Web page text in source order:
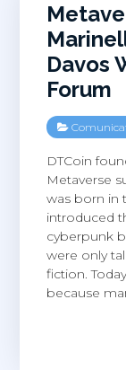
Davos
Forum
DTCoin
Metaverse
was born in
introduced
cyberpunk
were only
fiction.
because